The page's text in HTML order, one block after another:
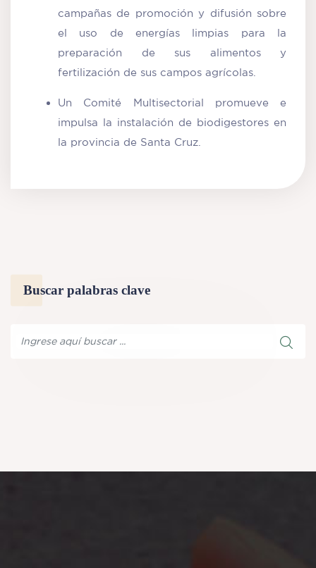
campañas de promoción y difusión sobre
el uso de energías limpias para la
preparación de sus alimentos y
fertilización de sus campos agrícolas.
Un Comité Multisectorial promueve e
impulsa la instalación de biodigestores en
la provincia de Santa Cruz.
Buscar palabras clave